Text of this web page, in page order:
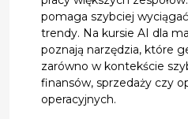
pomaga szybciej
trendy. Na kursie AI dla
poznają narzędzia, które
zarówno w kontekście
finansów, sprzedaży czy
operacyjnych.